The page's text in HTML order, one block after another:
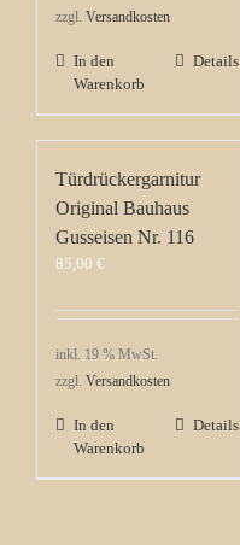
zzgl. Versandkosten
In den
Warenkorb
Details
Türdrückergarnitur
Original Bauhaus
Gusseisen Nr. 116
85,00 €
inkl. 19 % MwSt.
zzgl. Versandkosten
In den
Warenkorb
Details